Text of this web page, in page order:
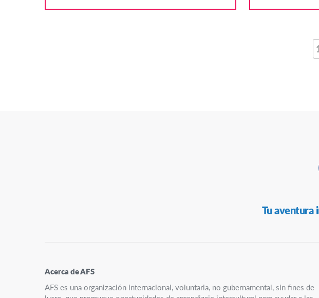
Tu aventura
Acerca de AFS
AFS es una organización internacional, voluntaria, no gubernamental, sin fines de